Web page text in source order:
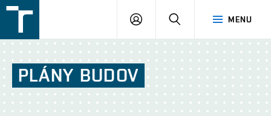
v
Brně
MENU
PŘIHLÁŠENÍ
PLÁNY BUDOV